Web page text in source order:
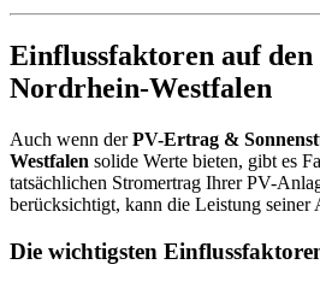
Einflussfaktoren auf
Nordrhein-Westfalen
Auch wenn derPV-Ertrag &
Westfalen solide Werte bieten, gibt es
tatsächlichen Stromertrag Ihrer PV-
berücksichtigt, kann die Leistung seiner
Die wichtigsten